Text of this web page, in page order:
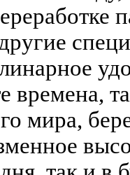
времена,
мира,